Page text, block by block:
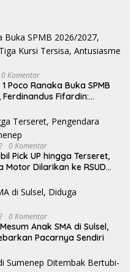
0 Komentar
Poco Ranaka Buka SPMB
Fifardin:
Sangat Tinggi
0 Komentar
Pick UP hingga Terseret,
Motor Dilarikan ke RSUD
0 Komentar
Anak SMA di Sulsel,
Pacarnya Sendiri